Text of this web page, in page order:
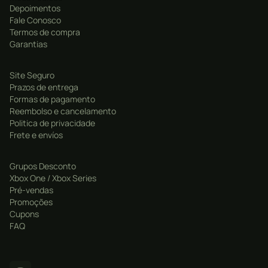
alternativos cheios de emoção.
Pontos de Destaque
de inimigos em campos de batalha gigantescos.
Elenco Enorme de Personagens:
marinheiros e vilões icônicos com estilos de combate
distintos.
devastadores.
Jogabilidade Frenética:
explosivo no melhor estilo musou.
Modos Variados:
Depoimentos
Fale Conosco
Termos de compra
Garantias
Site Seguro
Prazos de entrega
Formas de pagamento
Reembolso e cancelamento
Politica de privacidade
Frete e envíos
Grupos Desconto
Xbox One / Xbox Series
Pré-vendas
Promoções
Cupons
FAQ